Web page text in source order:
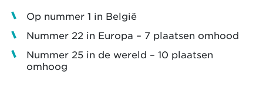
Op nummer 1 in België
Nummer 22 in Europa – 7 plaatsen omhood
Nummer 25 in de wereld – 10 plaatsen
omhoog